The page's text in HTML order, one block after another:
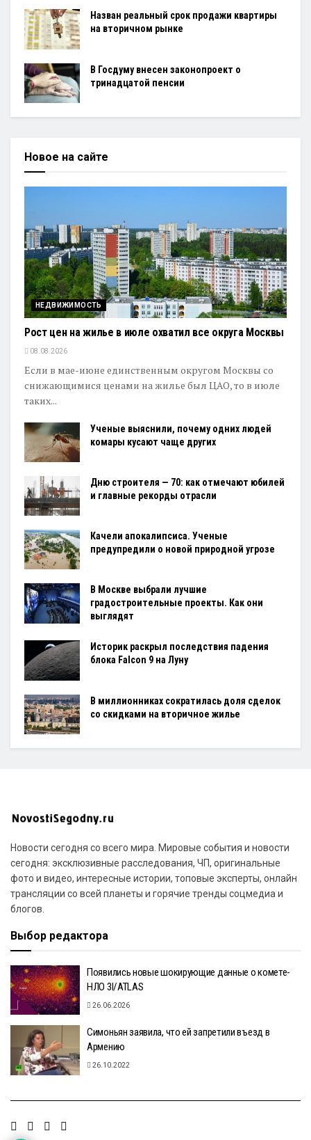
Назван реальный срок продажи квартиры
на вторичном рынке
В Госдуму внесен законопроект о
тринадцатой пенсии
Новое на сайте
НЕДВИЖИМОСТЬ
Рост цен на жилье в июле охватил все округа Москвы
08.08.2026
Если в мае-июне единственным округом Москвы со
снижающимися ценами на жилье был ЦАО, то в июле
таких...
Ученые выяснили, почему одних людей
комары кусают чаще других
Дню строителя — 70: как отмечают юбилей
и главные рекорды отрасли
Качели апокалипсиса. Ученые
предупредили о новой природной угрозе
В Москве выбрали лучшие
градостроительные проекты. Как они
выглядят
Историк раскрыл последствия падения
блока Falcon 9 на Луну
В миллионниках сократилась доля сделок
со скидками на вторичное жилье
Новости сегодня со всего мира. Мировые события и новости
сегодня: эксклюзивные расследования, ЧП, оригинальные
фото и видео, интересные истории, топовые эксперты, онлайн
трансляции со всей планеты и горячие тренды соцмедиа и
блогов.
Выбор редактора
Появились новые шокирующие данные о комете-
НЛО 3I/ATLAS
26.06.2026
Симоньян заявила, что ей запретили въезд в
Армению
26.10.2022